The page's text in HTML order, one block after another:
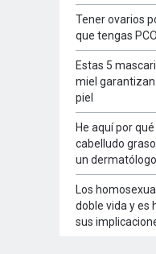
Tener ovarios
que tengas
Estas 5
miel
piel
He aquí por
cabelludo
un dermatólogo
Los
doble vida y es
sus